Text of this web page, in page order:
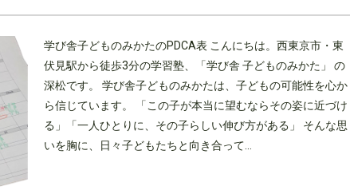
学び舎子どものみかたのPDCA表 こんにちは。西東京市・東
伏見駅から徒歩3分の学習塾、「学び舎 子どものみかた」 の
深松です。 学び舎子どものみかたは、子どもの可能性を心か
ら信じています。 「この子が本当に望むならその姿に近づけ
る」「一人ひとりに、その子らしい伸び方がある」 そんな思
いを胸に、日々子どもたちと向き合って...